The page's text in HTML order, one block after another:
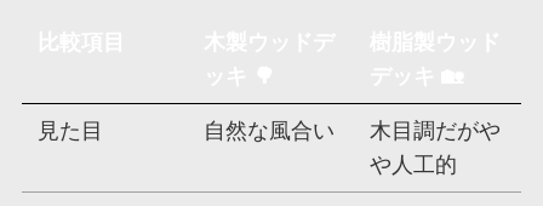
見た目 自然な風合い
木目調だがや
や人工的